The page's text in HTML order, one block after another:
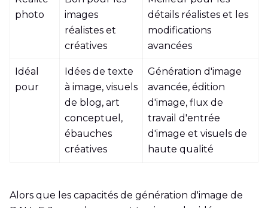
photo
images
réalistes et
créatives
détails réalistes et les
modifications
avancées
Idéal
pour
Idées de texte
à image, visuels
de blog, art
conceptuel,
ébauches
créatives
Génération d'image
avancée, édition
d'image, flux de
travail d'entrée
d'image et visuels de
haute qualité
Alors que les capacités de génération d'image de